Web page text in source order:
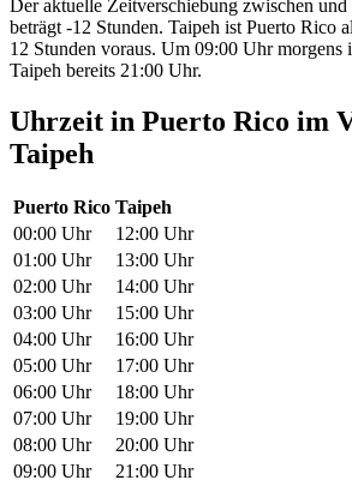
Der aktuelle Zeitverschiebung zwischen
beträgt -12 Stunden. Taipeh ist Puerto Rico
12 Stunden voraus. Um 09:00 Uhr morgens
Taipeh bereits 21:00 Uhr.
Uhrzeit in Puerto Rico im
Taipeh
Puerto Rico Taipeh
00:00 Uhr
12:00 Uhr
01:00 Uhr
13:00 Uhr
02:00 Uhr
14:00 Uhr
03:00 Uhr
15:00 Uhr
04:00 Uhr
16:00 Uhr
05:00 Uhr
17:00 Uhr
06:00 Uhr
18:00 Uhr
07:00 Uhr
19:00 Uhr
08:00 Uhr
20:00 Uhr
09:00 Uhr
21:00 Uhr